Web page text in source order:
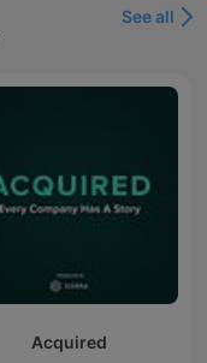
See all
Acquired